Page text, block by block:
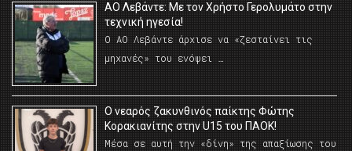
ΑΟ Λεβάντε: Με τον Χρήστο Γερολυμάτο στην
τεχνική ηγεσία!
Ο ΑΟ Λεβάντε άρχισε να «ζεσταίνει τις
μηχανές» του ενόψει …
O νεαρός ζακυνθινός παίκτης Φώτης
Κορακιανίτης στην U15 του ΠΑΟΚ!
Μέσα σε αυτή την «δίνη» της απαξίωσης του